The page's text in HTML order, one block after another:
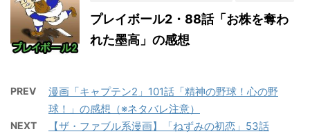
プレイボール2・88話「お株を奪わ
れた墨高」の感想
PREV
漫画「キャプテン2」101話「精神の野球！心の野
球！」の感想（※ネタバレ注意）
NEXT
【ザ・ファブル系漫画】「ねずみの初恋」53話